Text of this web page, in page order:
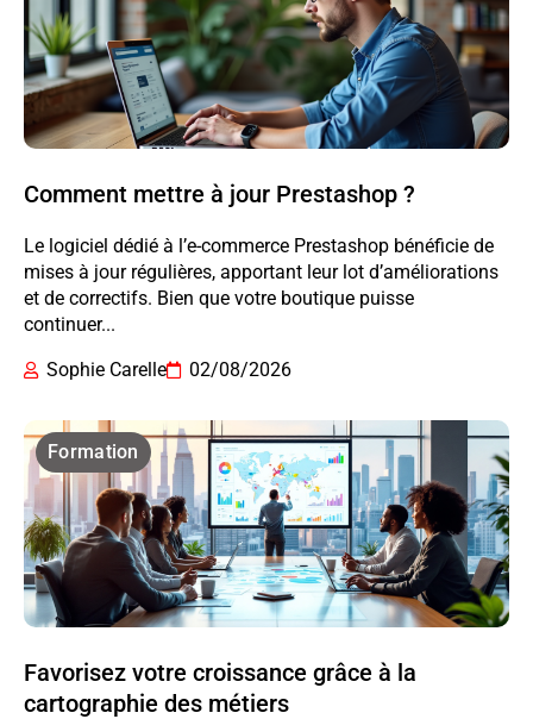
Comment mettre à jour Prestashop ?
Le logiciel dédié à l’e-commerce Prestashop bénéficie de
mises à jour régulières, apportant leur lot d’améliorations
et de correctifs. Bien que votre boutique puisse
continuer...
Sophie Carelle
02/08/2026
Formation
Favorisez votre croissance grâce à la
cartographie des métiers